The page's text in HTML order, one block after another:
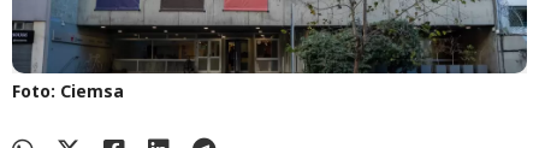
Foto: Ciemsa